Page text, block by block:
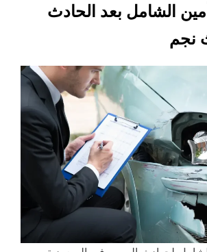
الشامل بعد الحادث
نجم